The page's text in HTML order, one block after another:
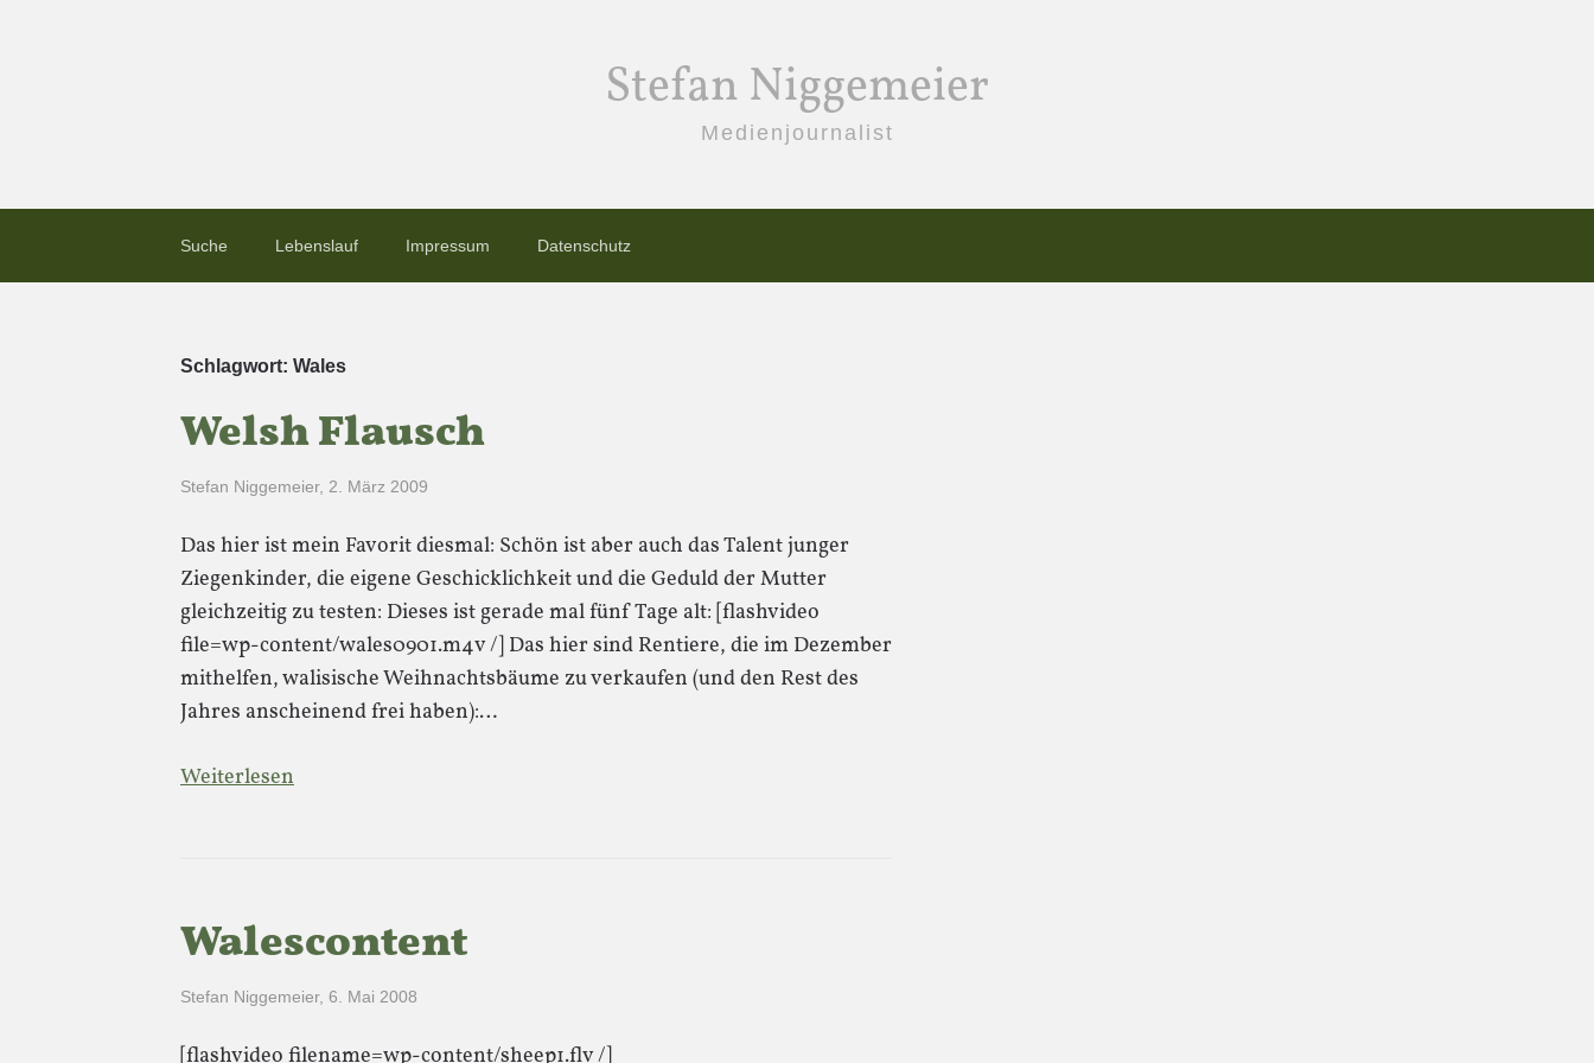
Stefan Niggemeier
Medienjournalist
Suche Lebenslauf Impressum Datenschutz
Schlagwort: Wales
Welsh Flausch
Stefan Niggemeier, 2. März 2009
Das hier ist mein Favorit diesmal: Schön ist aber auch das Talent junger
Ziegenkinder, die eigene Geschicklichkeit und die Geduld der Mutter
gleichzeitig zu testen: Dieses ist gerade mal fünf Tage alt: [flashvideo
file=wp-content/wales0901.m4v /] Das hier sind Rentiere, die im Dezember
mithelfen, walisische Weihnachtsbäume zu verkaufen (und den Rest des
Jahres anscheinend frei haben):…
Weiterlesen
Walescontent
Stefan Niggemeier, 6. Mai 2008
[flashvideo filename=wp-content/sheep1.flv /]